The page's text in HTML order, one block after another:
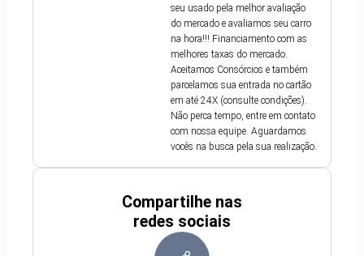
seu usado pela melhor avaliação
do mercado e avaliamos seu carro
na hora!!! Financiamento com as
melhores taxas do mercado.
Aceitamos Consórcios e também
parcelamos sua entrada no cartão
em até 24X (consulte condições).
Não perca tempo, entre em contato
com nossa equipe. Aguardamos
vocês na busca pela sua realização.
Compartilhe nas
redes sociais